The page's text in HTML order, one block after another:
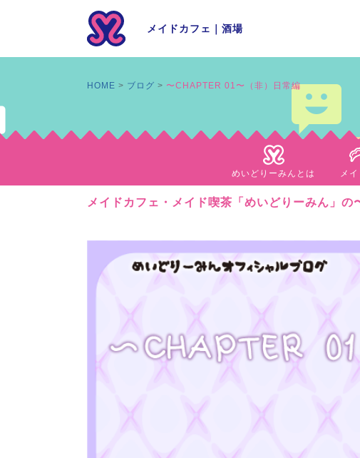
メイドカフェ ｜ 酒場
めいどりーみんとは メ
メイドカフェ・メイド喫茶「めいどりーみん」
HOME ブログ 〜CHAPTER 01〜（非）日常編